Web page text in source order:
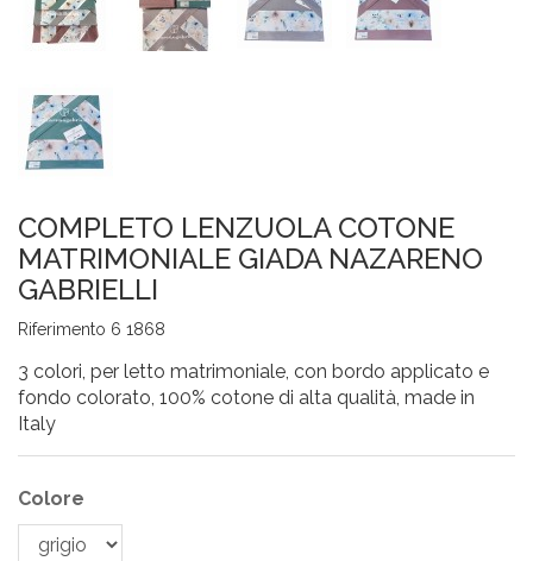
COMPLETO LENZUOLA COTONE
MATRIMONIALE GIADA NAZARENO
GABRIELLI
Riferimento 6 1868
3 colori, per letto matrimoniale, con bordo applicato e
fondo colorato, 100% cotone di alta qualità, made in
Italy
Colore